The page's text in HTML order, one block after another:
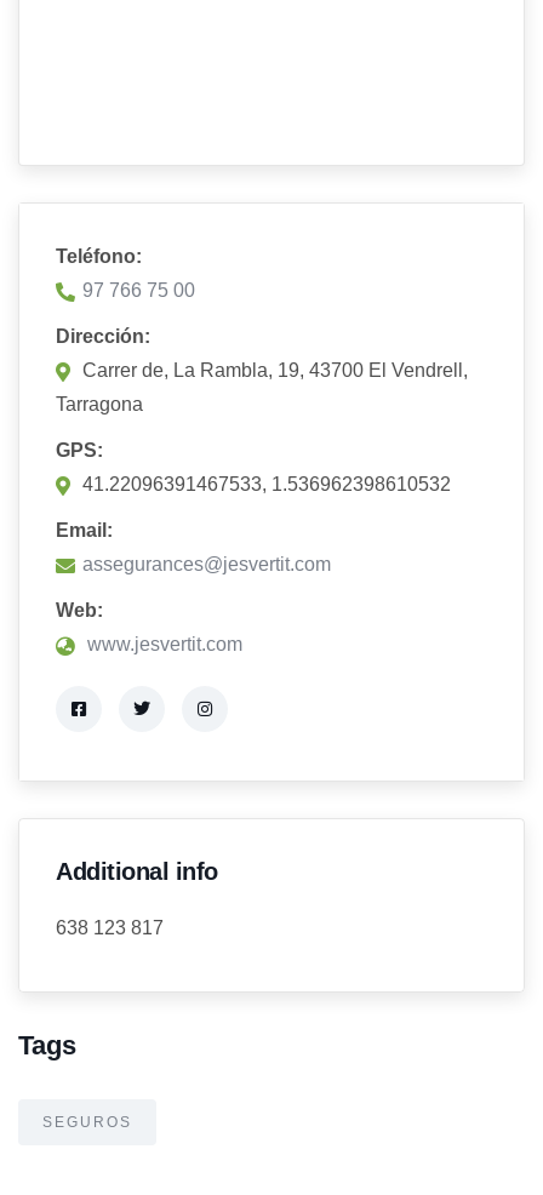
Teléfono:
97 766 75 00
Dirección:
Carrer de, La Rambla, 19, 43700 El Vendrell,
Tarragona
GPS:
41.22096391467533, 1.536962398610532
Email:
assegurances@jesvertit.com
Web:
www.jesvertit.com
Additional info
638 123 817
Tags
SEGUROS